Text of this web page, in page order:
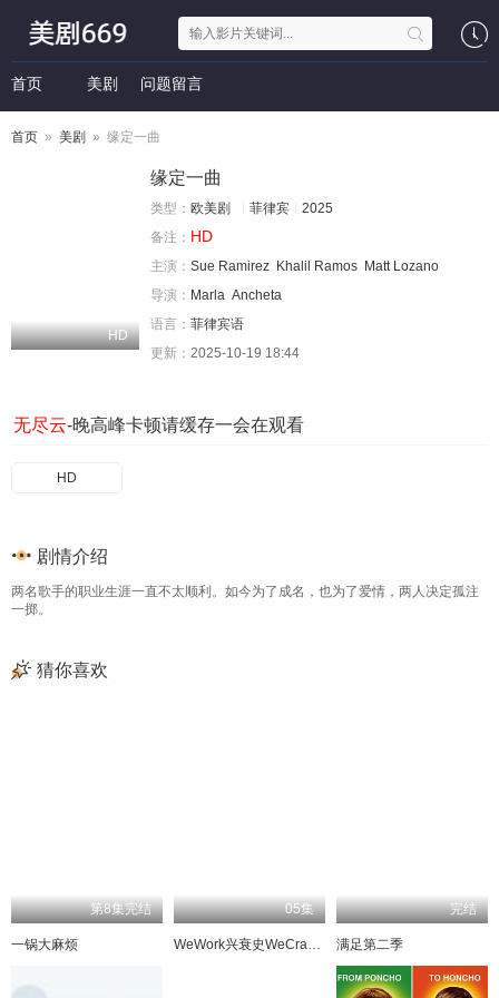
首页 美剧 问题留言
首页 » 美剧 » 缘定一曲
HD
缘定一曲
类型： 欧美剧 菲律宾
2025
备注： HD
主演： Sue Ramirez Khalil Ramos Matt Lozano
导演： Marla Ancheta
语言： 菲律宾语
更新： 2025-10-19 18:44
无尽云-晚高峰卡顿请缓存一会在观看
HD
剧情介绍
两名歌手的职业生涯一直不太顺利。如今为了成名，也为了爱情，两人决定孤注
一掷。
猜你喜欢
第8集完结
一锅大麻烦
05集
WeWork兴衰史WeCrashed
完结
满足第二季